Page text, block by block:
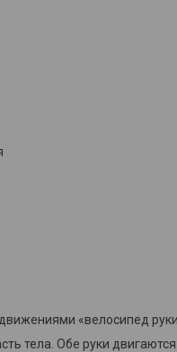
«велосипед
тела. Обе руки